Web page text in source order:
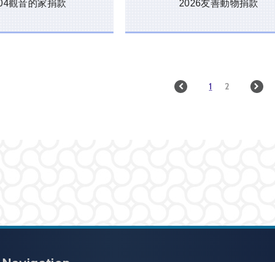
觀音的家捐款 2026友善動物捐款
1 2